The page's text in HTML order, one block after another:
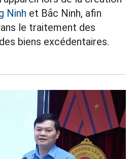
Ninh et Bắc Ninh, afin
le traitement des
biens excédentaires.